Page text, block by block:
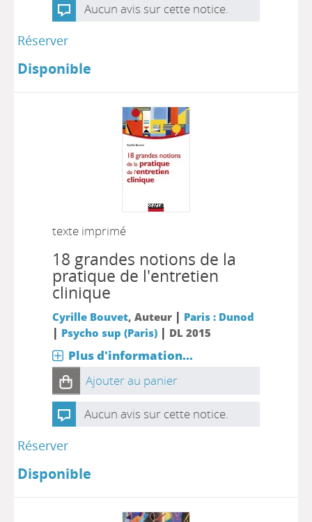
Aucun avis sur cette notice.
Réserver
Disponible
texte imprimé
18 grandes notions de la
pratique de l'entretien
clinique
Cyrille Bouvet, Auteur | Paris : Dunod
| Psycho sup (Paris)| DL 2015
Plus d'information...
Ajouter au panier
Aucun avis sur cette notice.
Réserver
Disponible